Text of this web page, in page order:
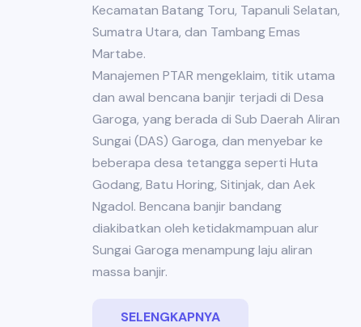
Kecamatan Batang Toru, Tapanuli Selatan,
Sumatra Utara, dan Tambang Emas
Martabe.
Manajemen PTAR mengeklaim, titik utama
dan awal bencana banjir terjadi di Desa
Garoga, yang berada di Sub Daerah Aliran
Sungai (DAS) Garoga, dan menyebar ke
beberapa desa tetangga seperti Huta
Godang, Batu Horing, Sitinjak, dan Aek
Ngadol. Bencana banjir bandang
diakibatkan oleh ketidakmampuan alur
Sungai Garoga menampung laju aliran
massa banjir.
SELENGKAPNYA